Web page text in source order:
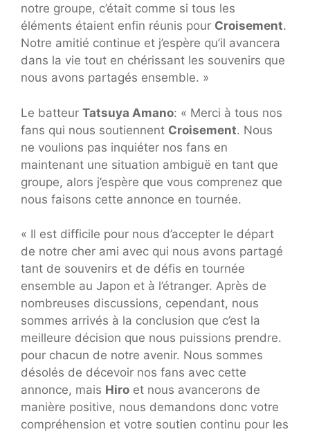
notre groupe, c’était comme si tous les
éléments étaient enfin réunis pour Croisement.
Notre amitié continue et j’espère qu’il avancera
dans la vie tout en chérissant les souvenirs que
nous avons partagés ensemble. »
Le batteur Tatsuya Amano: « Merci à tous nos
fans qui nous soutiennent Croisement. Nous
ne voulions pas inquiéter nos fans en
maintenant une situation ambiguë en tant que
groupe, alors j’espère que vous comprenez que
nous faisons cette annonce en tournée.
« Il est difficile pour nous d’accepter le départ
de notre cher ami avec qui nous avons partagé
tant de souvenirs et de défis en tournée
ensemble au Japon et à l’étranger. Après de
nombreuses discussions, cependant, nous
sommes arrivés à la conclusion que c’est la
meilleure décision que nous puissions prendre.
pour chacun de notre avenir. Nous sommes
désolés de décevoir nos fans avec cette
annonce, mais Hiro et nous avancerons de
manière positive, nous demandons donc votre
compréhension et votre soutien continu pour les